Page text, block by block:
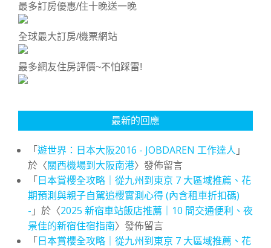
最多訂房優惠/住十晚送一晚
全球最大訂房/機票網站
最多網友住房評價~不怕踩雷!
最新的回應
「遊世界：日本大阪2016 - JOBDAREN 工作達人 」
於〈關西機場到大阪南港〉發佈留言
「日本賞櫻全攻略｜從九州到東京 7 大區域推薦、花
期預測與親子自駕追櫻實測心得 (內含租車折扣碼)
- 」於〈2025 新宿車站飯店推薦｜10 間交通便利、夜
景佳的新宿住宿指南〉發佈留言
「日本賞櫻全攻略｜從九州到東京 7 大區域推薦、花